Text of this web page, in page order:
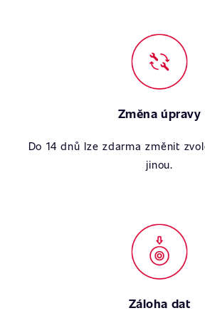
Změna úpravy
Do 14 dnů lze zdarma změnit
jinou.
Záloha dat